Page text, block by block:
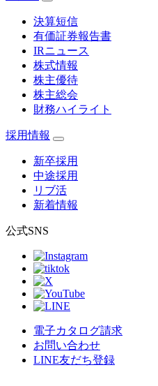
決算短信
有価証券報告書
IRニュース
株式情報
株主優待
株主総会
財務ハイライト
採用情報
新卒採用
中途採用
リブ活
新着情報
公式SNS
電子カタログ請求
お問い合わせ
LINE友だち登録